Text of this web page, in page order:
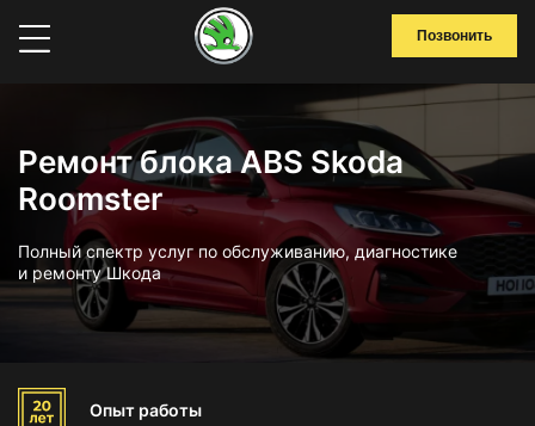
Позвонить
Ремонт блока ABS Skoda
Roomster
Полный спектр услуг по обслуживанию, диагностике
и ремонту Шкода
Опыт работы